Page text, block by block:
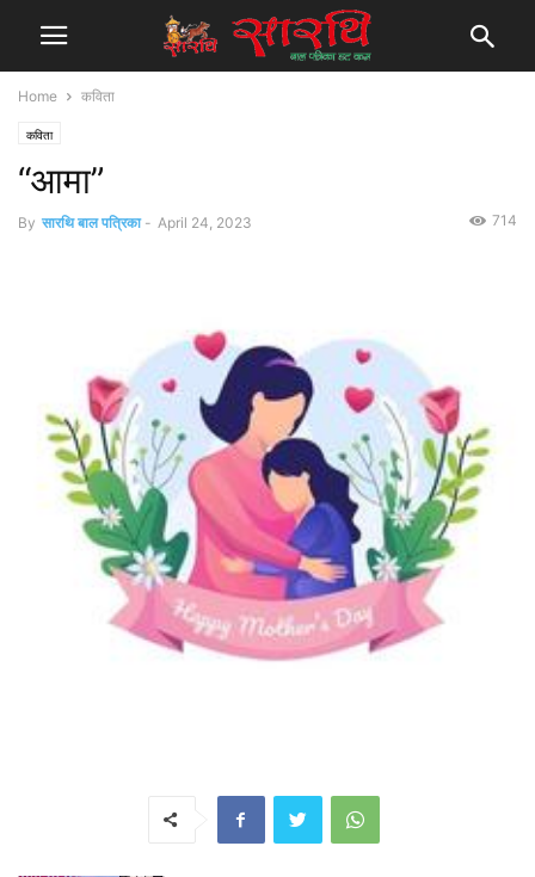
Home कविता
कविता
“आमा”
By सारथि बाल पत्रिका - April 24, 2023 714